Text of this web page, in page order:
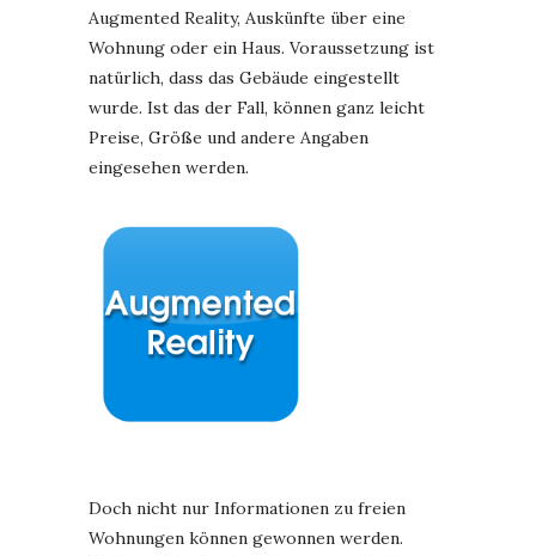
Augmented Reality, Auskünfte über eine
Wohnung oder ein Haus. Voraussetzung ist
natürlich, dass das Gebäude eingestellt
wurde. Ist das der Fall, können ganz leicht
Preise, Größe und andere Angaben
eingesehen werden.
Doch nicht nur Informationen zu freien
Wohnungen können gewonnen werden.